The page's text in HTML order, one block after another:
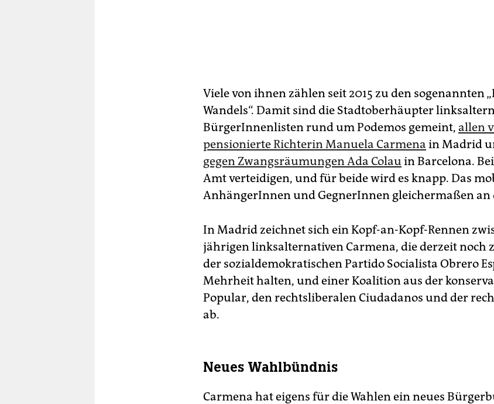
Viele von ihnen zählen seit 2015 zu den sogenannten
Wandels“. Damit sind die Stadtoberhäupter
BürgerInnenlisten rund um Podemos gemeint, allen
pensionierte Richterin Manuela Carmena in Madrid
gegen Zwangsräumungen Ada Colau in Barcelona.
Amt verteidigen, und für beide wird es knapp. Das
AnhängerInnen und GegnerInnen gleichermaßen an
In Madrid zeichnet sich ein Kopf-an-Kopf-Rennen
jährigen linksalternativen Carmena, die derzeit noch
der sozialdemokratischen Partido Socialista Obrero
Mehrheit halten, und einer Koalition aus der
Popular, den rechtsliberalen Ciudadanos und der
ab.
Neues Wahlbündnis
Carmena hat eigens für die Wahlen ein neues